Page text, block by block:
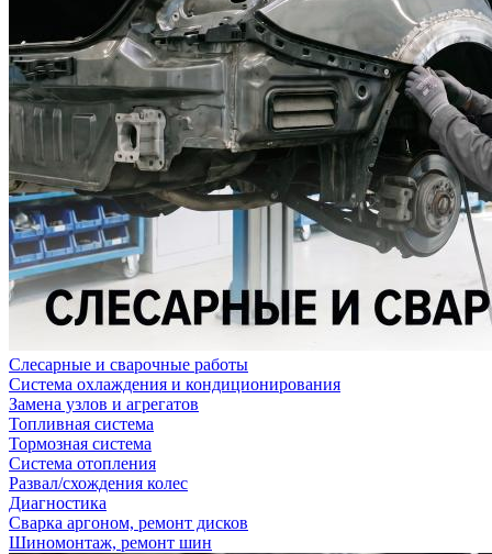
Слесарные и сварочные работы
Система охлаждения и кондиционирования
Замена узлов и агрегатов
Топливная система
Тормозная система
Система отопления
Развал/схождения колес
Диагностика
Сварка аргоном, ремонт дисков
Шиномонтаж, ремонт шин